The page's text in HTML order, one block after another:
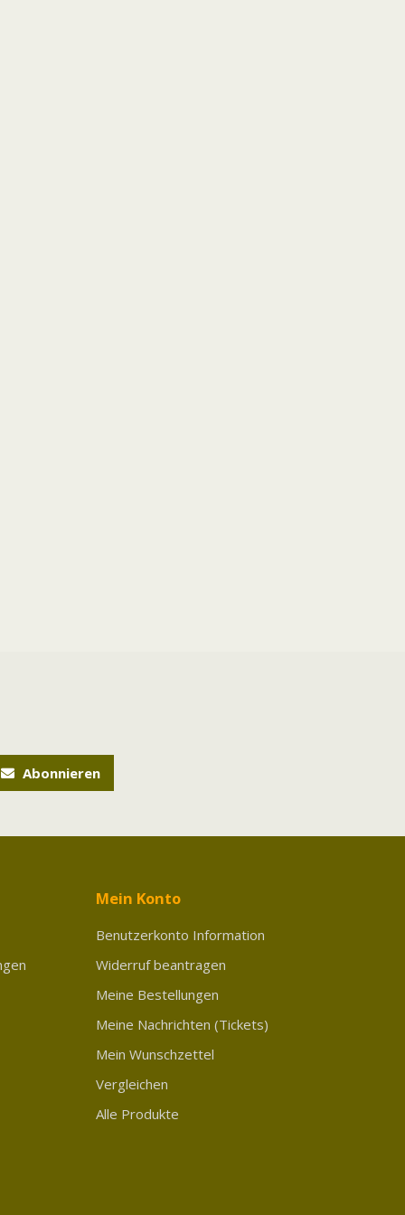
Abonnieren
Mein Konto
Benutzerkonto Information
Widerruf beantragen
Meine Bestellungen
Meine Nachrichten (Tickets)
Mein Wunschzettel
Vergleichen
Alle Produkte